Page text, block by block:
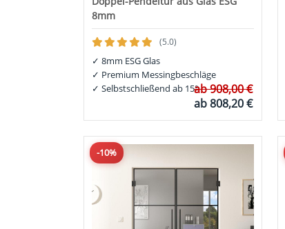
8mm
(5.0)
✓ 8mm ESG Glas
✓ Premium Messingbeschläge
✓ Selbstschließend ab 15°ab908,00 €
ab808,20 €
-10%